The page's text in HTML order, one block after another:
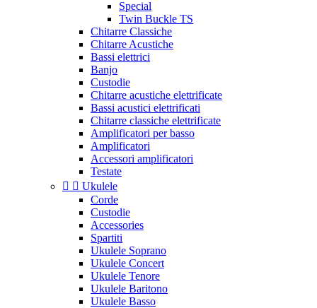
Special
Twin Buckle TS
Chitarre Classiche
Chitarre Acustiche
Bassi elettrici
Banjo
Custodie
Chitarre acustiche elettrificate
Bassi acustici elettrificati
Chitarre classiche elettrificate
Amplificatori per basso
Amplificatori
Accessori amplificatori
Testate
  Ukulele
Corde
Custodie
Accessories
Spartiti
Ukulele Soprano
Ukulele Concert
Ukulele Tenore
Ukulele Baritono
Ukulele Basso